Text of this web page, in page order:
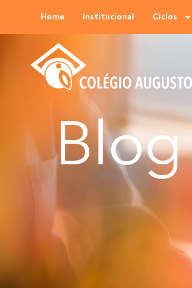
Home Institucional Ciclos